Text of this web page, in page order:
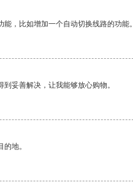
，比如增加一个自动切换线路的功能。
妥善解决，让我能够放心购物。
地。